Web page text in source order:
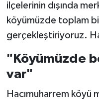
ilçelerinin dışında
köyümüzde toplam
gerçekleştiriyoruz.
"Köyümüzde
var"
Hacımuharrem köyü